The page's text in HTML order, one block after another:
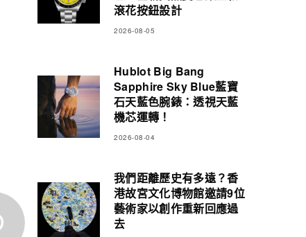
滾花按鈕設計
2026-08-05
Hublot Big Bang
Sapphire Sky Blue藍寶
石天藍色腕錶：透視天藍
機芯運轉！
2026-08-04
我們距離歷史有多遠？香
港故宮文化博物館邀請9位
藝術家以創作重新回應過
去